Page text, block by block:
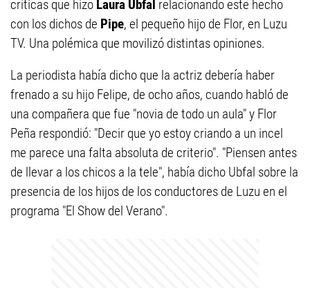
críticas que hizo Laura Ubfal relacionando este hecho
con los dichos de Pipe, el pequeño hijo de Flor, en Luzu
TV. Una polémica que movilizó distintas opiniones.
La periodista había dicho que la actriz debería haber
frenado a su hijo Felipe, de ocho años, cuando habló de
una compañera que fue "novia de todo un aula" y Flor
Peña respondió: "Decir que yo estoy criando a un incel
me parece una falta absoluta de criterio". "Piensen antes
de llevar a los chicos a la tele", había dicho Ubfal sobre la
presencia de los hijos de los conductores de Luzu en el
programa "El Show del Verano".